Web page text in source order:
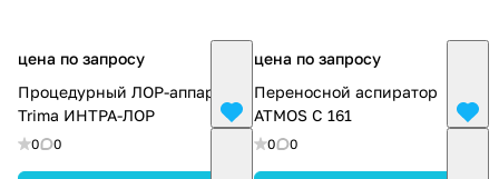
цена по запросу
Процедурный ЛОР-аппарат
Trima ИНТРА-ЛОР
0 0
цена по запросу
Переносной аспиратор
ATMOS C 161
0 0